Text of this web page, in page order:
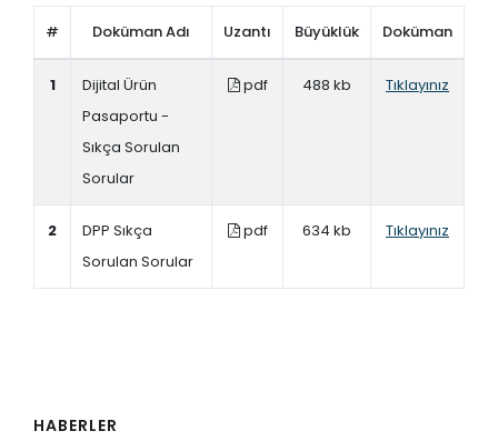
# Doküman Adı Uzantı Büyüklük Doküman
1
Dijital Ürün
Pasaportu -
Sıkça Sorulan
Sorular
pdf 488 kb Tıklayınız
2
DPP Sıkça
Sorulan Sorular
pdf 634 kb Tıklayınız
HABERLER